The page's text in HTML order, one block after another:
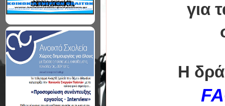
για
Η